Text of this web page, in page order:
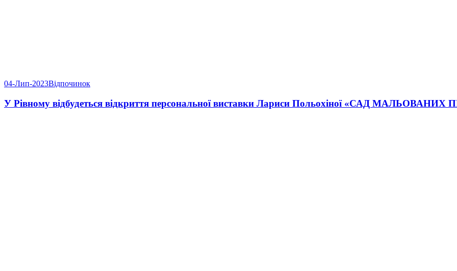
04-Лип-2023Відпочинок
У Рівному відбудеться відкриття персональної виставки Лариси Польохіної «САД МАЛЬОВАНИХ